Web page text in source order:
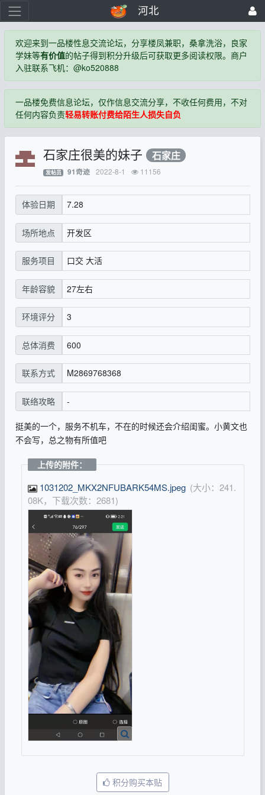
河北
欢迎来到一品楼性息交流论坛，分享楼凤兼职，桑拿洗浴，良家
学妹等有价值的帖子得到积分升级后可获取更多阅读权限。商户
入驻联系飞机：@ko520888
一品楼免费信息论坛，仅作信息交流分享，不收任何费用，不对
任何内容负责轻易转账付费给陌生人损失自负
石家庄很美的妹子 石家庄
发帖员 91奇迹 2022-8-1 11156
体验日期 7.28
场所地点 开发区
服务项目 口交 大活
年龄容貌 27左右
环境评分 3
总体消费 600
联系方式 M2869768368
联络攻略 -
挺美的一个，服务不机车，不在的时候还会介绍闺蜜。小黄文也
不会写，总之物有所值吧
上传的附件：
1031202_MKX2NFUBARK54MS.jpeg (大小：241.
08K，下载次数：2681)
积分购买本贴